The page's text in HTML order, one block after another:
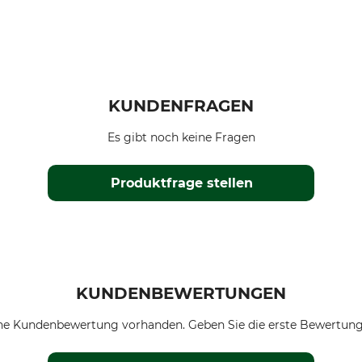
KUNDENFRAGEN
Produktfrage stellen
Es gibt noch keine Fragen
KUNDENBEWERTUNGEN
Kundenbewertung vorhanden. Geben Sie die erste